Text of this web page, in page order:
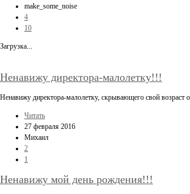
make_some_noise
4
10
Загрузка...
Ненавижу директора-малолетку!!!
Ненавижу директора-малолетку, скрывающего свой возраст
Читать
27 февраля 2016
Михаил
2
1
Ненавижу мой день рождения!!!